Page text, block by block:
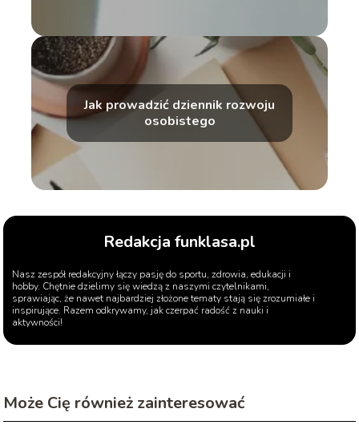
Jak prowadzić dziennik rozwoju
osobistego
Redakcja funklasa.pl
Nasz zespół redakcyjny łączy pasję do sportu, zdrowia, edukacji i
hobby. Chętnie dzielimy się wiedzą z naszymi czytelnikami,
sprawiając, że nawet najbardziej złożone tematy stają się zrozumiałe i
inspirujące. Razem odkrywamy, jak czerpać radość z nauki i
aktywności!
Może Cię również zainteresować